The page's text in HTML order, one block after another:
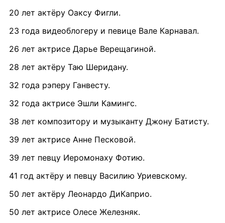
20 лет актёру Оаксу Фигли.
23 года видеоблогеру и певице Вале Карнавал.
26 лет актрисе Дарье Верещагиной.
28 лет актёру Таю Шеридану.
32 года рэперу Ганвесту.
32 года актрисе Эшли Камингс.
38 лет композитору и музыканту Джону Батисту.
39 лет актрисе Анне Песковой.
39 лет певцу Иеромонаху Фотию.
41 год актёру и певцу Василию Уриевскому.
50 лет актёру Леонардо ДиКаприо.
50 лет актрисе Олесе Железняк.